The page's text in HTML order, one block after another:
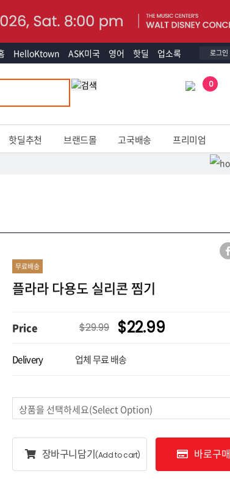
HelloKtown ASK미국 영어 핫딜 업소록 로그인
0
핫딜추천 브랜드몰 고국배송
프리미엄
무료배송
플라라 다용도 실리콘 찜기
Price $29.99 $22.99
Delivery 업체 무료 배송
상품을 선택하세요(Select Option)
장바구니담기(Add to cart) 바로구매